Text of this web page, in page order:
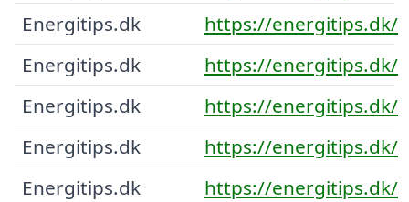
Energitips.dk
https://energitips.dk/
Energitips.dk
https://energitips.dk/
Energitips.dk
https://energitips.dk/
Energitips.dk
https://energitips.dk/
Energitips.dk
https://energitips.dk/